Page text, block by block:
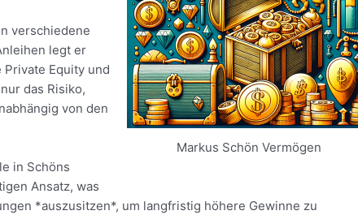
Markus Schön Vermögen
verschiedene
legt er
Private Equity und
das Risiko,
von den
in Schöns
Ansatz, was
*auszusitzen*, um langfristig höhere Gewinne zu